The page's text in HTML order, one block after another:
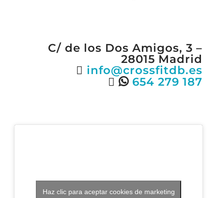
C/ de los Dos Amigos, 3 –
28015 Madrid
info@crossfitdb.es
654 279 187
Haz clic para aceptar cookies de marketing